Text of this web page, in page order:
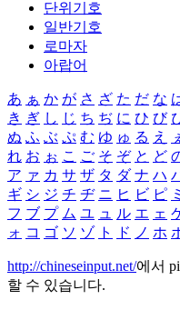
단위기호
일반기호
로마자
아랍어
あ ぁ か が さ ざ た だ な
き ぎ し じ ち ぢ に ひ び
ぬ ふ ぶ ぷ む ゆ ゅ る え ぇ
れ お ぉ こ ご そ ぞ と ど
ア ァ カ サ ザ タ ダ ナ ハ
ギ シ ジ チ ヂ ニ ヒ ビ ピ ミ
フ ブ プ ム ユ ュ ル エ ェ
ォ コ ゴ ソ ゾ ト ド ノ ホ
http://chineseinput.net/에서
할 수 있습니다.